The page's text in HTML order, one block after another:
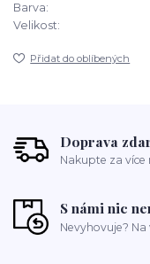
Barva:
Velikost:
Přidat do oblíbených
Doprava
Nakupte za
S námi nic
Nevyhovuje?